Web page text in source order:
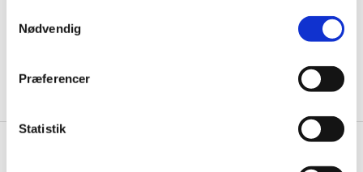
Nødvendig
Præferencer
Statistik